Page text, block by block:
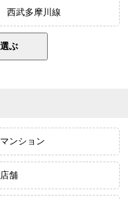
西武多摩川線
マンション
店舗